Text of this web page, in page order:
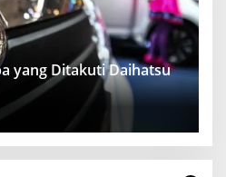
yang Ditakuti Daihatsu